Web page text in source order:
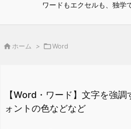
ワードもエクセルも、独学
 ホーム > Word
【Word・ワード】文字を強
ォントの色などなど